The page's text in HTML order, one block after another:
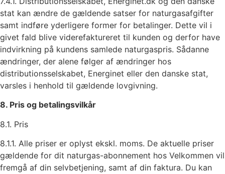
stat kan ændre de gældende satser for naturgasafgifter
samt indføre yderligere former for betalinger. Dette vil i
givet fald blive viderefaktureret til kunden og derfor have
indvirkning på kundens samlede naturgaspris. Sådanne
ændringer, der alene følger af ændringer hos
distributionsselskabet, Energinet eller den danske stat,
varsles i henhold til gældende lovgivning.
8. Pris og betalingsvilkår
8.1. Pris
8.1.1. Alle priser er oplyst ekskl. moms. De aktuelle priser
gældende for dit naturgas-abonnement hos Velkommen vil
fremgå af din selvbetjening, samt af din faktura. Du kan